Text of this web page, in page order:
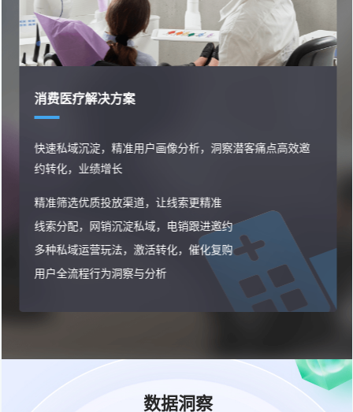
消费医疗解决方案
快速私域沉淀，精准用户画像分析，洞察潜客痛点高效邀
约转化，业绩增长
精准筛选优质投放渠道，让线索更精准
线索分配，网销沉淀私域，电销跟进邀约
多种私域运营玩法，激活转化，催化复购
用户全流程行为洞察与分析
数据洞察